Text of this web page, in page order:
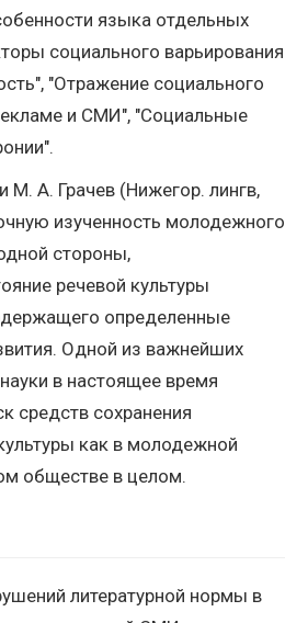
языка отдельных
социального варьирования
"Отражение социального
и СМИ", "Социальные
М. А. Грачев (Нижегор. лингв,
изученность молодежного
стороны,
речевой культуры
определенные
Одной из важнейших
в настоящее время
средств сохранения
как в молодежной
обществе в целом.
литературной нормы в